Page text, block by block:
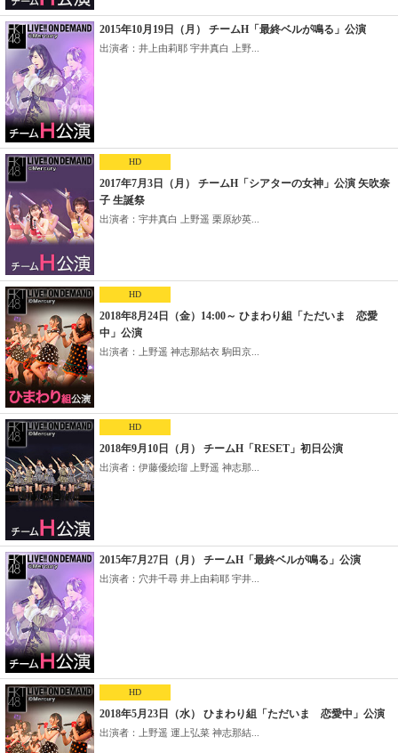
2015年10月19日（月） チームH「最終ベルが鳴る」公演
出演者：井上由莉耶 宇井真白 上野...
HD
2017年7月3日（月） チームH「シアターの女神」公演 矢吹奈
子 生誕祭
出演者：宇井真白 上野遥 栗原紗英...
HD
2018年8月24日（金）14:00～ ひまわり組「ただいま 恋愛
中」公演
出演者：上野遥 神志那結衣 駒田京...
HD
2018年9月10日（月） チームH「RESET」初日公演
出演者：伊藤優絵瑠 上野遥 神志那...
2015年7月27日（月） チームH「最終ベルが鳴る」公演
出演者：穴井千尋 井上由莉耶 宇井...
HD
2018年5月23日（水） ひまわり組「ただいま 恋愛中」公演
出演者：上野遥 運上弘菜 神志那結...